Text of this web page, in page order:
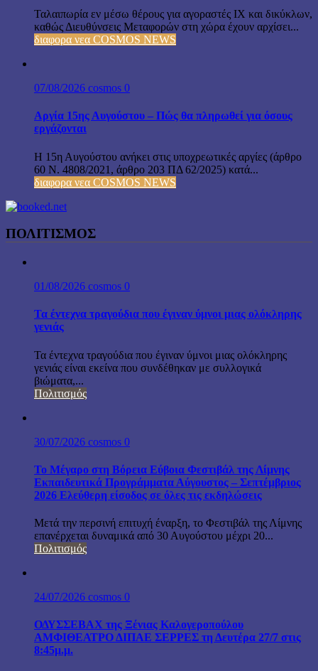
Ταλαιπωρία εν μέσω θέρους για αγοραστές ΙΧ και δικύκλων,
καθώς Διευθύνσεις Μεταφορών στη χώρα έχουν αρχίσει...
διαφορα νεα COSMOS NEWS
07/08/2026 cosmos 0
Αργία 15ης Αυγούστου – Πώς θα πληρωθεί για όσους
εργάζονται
Η 15η Αυγούστου ανήκει στις υποχρεωτικές αργίες (άρθρο
60 Ν. 4808/2021, άρθρο 203 ΠΔ 62/2025) κατά...
διαφορα νεα COSMOS NEWS
ΠΟΛΙΤΙΣΜΟΣ
01/08/2026 cosmos 0
Τα έντεχνα τραγούδια που έγιναν ύμνοι μιας ολόκληρης
γενιάς
Τα έντεχνα τραγούδια που έγιναν ύμνοι μιας ολόκληρης
γενιάς είναι εκείνα που συνδέθηκαν με συλλογικά
βιώματα,...
Πολιτισμός
30/07/2026 cosmos 0
Το Μέγαρο στη Βόρεια Εύβοια Φεστιβάλ της Λίμνης
Εκπαιδευτικά Προγράμματα Αύγουστος – Σεπτέμβριος
2026 Ελεύθερη είσοδος σε όλες τις εκδηλώσεις
Μετά την περσινή επιτυχή έναρξη, το Φεστιβάλ της Λίμνης
επανέρχεται δυναμικά από 30 Αυγούστου μέχρι 20...
Πολιτισμός
24/07/2026 cosmos 0
ΟΔΥΣΣΕΒΑΧ της Ξένιας Καλογεροπούλου
ΑΜΦΙΘΕΑΤΡΟ ΔΙΠΑΕ ΣΕΡΡΕΣ τη Δευτέρα 27/7 στις
8:45μ.μ.